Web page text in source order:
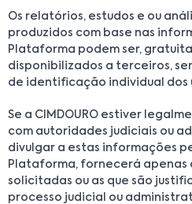
Os relatórios, estudos e ou
produzidos com base nas
Plataforma podem ser,
disponibilizados a terceiros,
de identificação individual dos
Se a CIMDOURO estiver
com autoridades judiciais ou
divulgar a estas informações
Plataforma, fornecerá apenas
solicitadas ou as que são
processo judicial ou